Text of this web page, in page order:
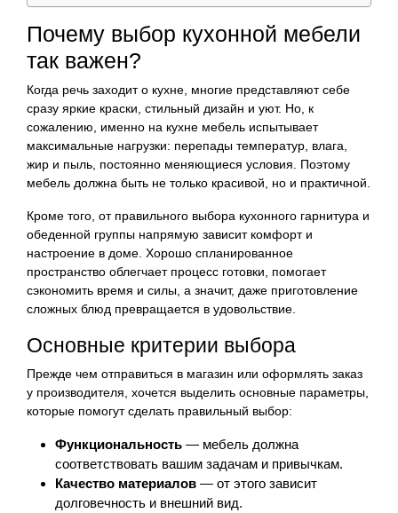
Почему выбор кухонной мебели
так важен?
Когда речь заходит о кухне, многие представляют себе
сразу яркие краски, стильный дизайн и уют. Но, к
сожалению, именно на кухне мебель испытывает
максимальные нагрузки: перепады температур, влага,
жир и пыль, постоянно меняющиеся условия. Поэтому
мебель должна быть не только красивой, но и практичной.
Кроме того, от правильного выбора кухонного гарнитура и
обеденной группы напрямую зависит комфорт и
настроение в доме. Хорошо спланированное
пространство облегчает процесс готовки, помогает
сэкономить время и силы, а значит, даже приготовление
сложных блюд превращается в удовольствие.
Основные критерии выбора
Прежде чем отправиться в магазин или оформлять заказ
у производителя, хочется выделить основные параметры,
которые помогут сделать правильный выбор:
Функциональность — мебель должна
соответствовать вашим задачам и привычкам.
Качество материалов — от этого зависит
долговечность и внешний вид.